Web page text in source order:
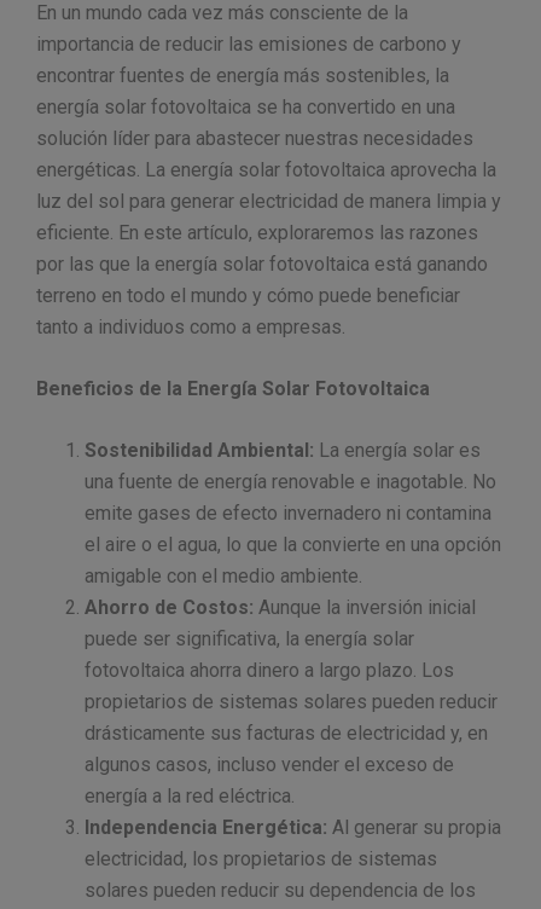
En un mundo cada vez más consciente de la
importancia de reducir las emisiones de carbono y
encontrar fuentes de energía más sostenibles, la
energía solar fotovoltaica se ha convertido en una
solución líder para abastecer nuestras necesidades
energéticas. La energía solar fotovoltaica aprovecha la
luz del sol para generar electricidad de manera limpia y
eficiente. En este artículo, exploraremos las razones
por las que la energía solar fotovoltaica está ganando
terreno en todo el mundo y cómo puede beneficiar
tanto a individuos como a empresas.
Beneficios de la Energía Solar Fotovoltaica
Sostenibilidad Ambiental: La energía solar es
una fuente de energía renovable e inagotable. No
emite gases de efecto invernadero ni contamina
el aire o el agua, lo que la convierte en una opción
amigable con el medio ambiente.
Ahorro de Costos: Aunque la inversión inicial
puede ser significativa, la energía solar
fotovoltaica ahorra dinero a largo plazo. Los
propietarios de sistemas solares pueden reducir
drásticamente sus facturas de electricidad y, en
algunos casos, incluso vender el exceso de
energía a la red eléctrica.
Independencia Energética: Al generar su propia
electricidad, los propietarios de sistemas
solares pueden reducir su dependencia de los